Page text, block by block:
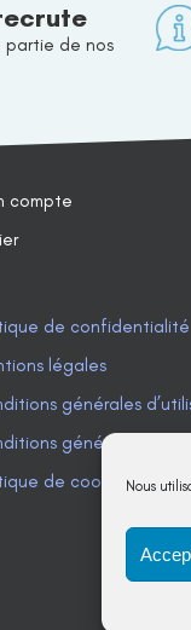
Nous
partie de nos
compte
de confidentialité
légales
générales
générales de
de cookies (UE)